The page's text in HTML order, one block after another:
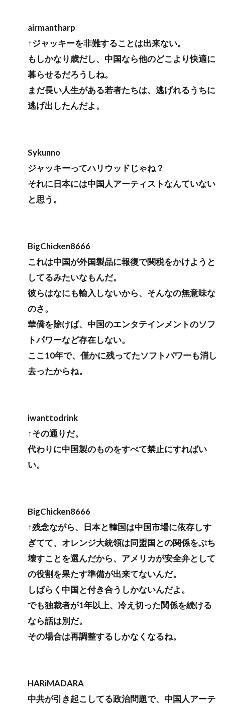
airmantharp
↑ジャッキーを非難することは出来ない。
もしかなり歳だし、中国なら他のどこより快適に
暮らせるだろうしね。
まだ長い人生がある若者たちは、逃げれるうちに
逃げ出したんだよ。
Sykunno
ジャッキーってハリウッドじゃね？
それに日本には中国人アーティストなんていない
と思う。
BigChicken8666
これは中国が外国製品に報復で関税をかけようと
してるみたいなもんだ。
彼らはなにも輸入しないから、そんなの無意味な
のさ。
華僑を除けば、中国のエンタテインメントのソフ
トパワーなど存在しない。
ここ10年で、僅かに残ってたソフトパワーも消し
去ったからね。
iwanttodrink
↑その通りだ。
代わりに中国製のものをすべて禁止にすればい
い。
BigChicken8666
↑残念ながら、日本と韓国は中国市場に依存しす
ぎてて、オレンジ大統領は同盟国との関係をぶち
壊すことを選んだから、アメリカが安全弁として
の役割を果たす準備が出来てないんだ。
しばらく中国と付き合うしかないんだよ。
でも独裁者が1年以上、冷え切った関係を続ける
なら話は別だ。
その場合は再調整するしかなくなるね。
HARiMADARA
中共が引き起こしてる政治問題で、中国人アーテ